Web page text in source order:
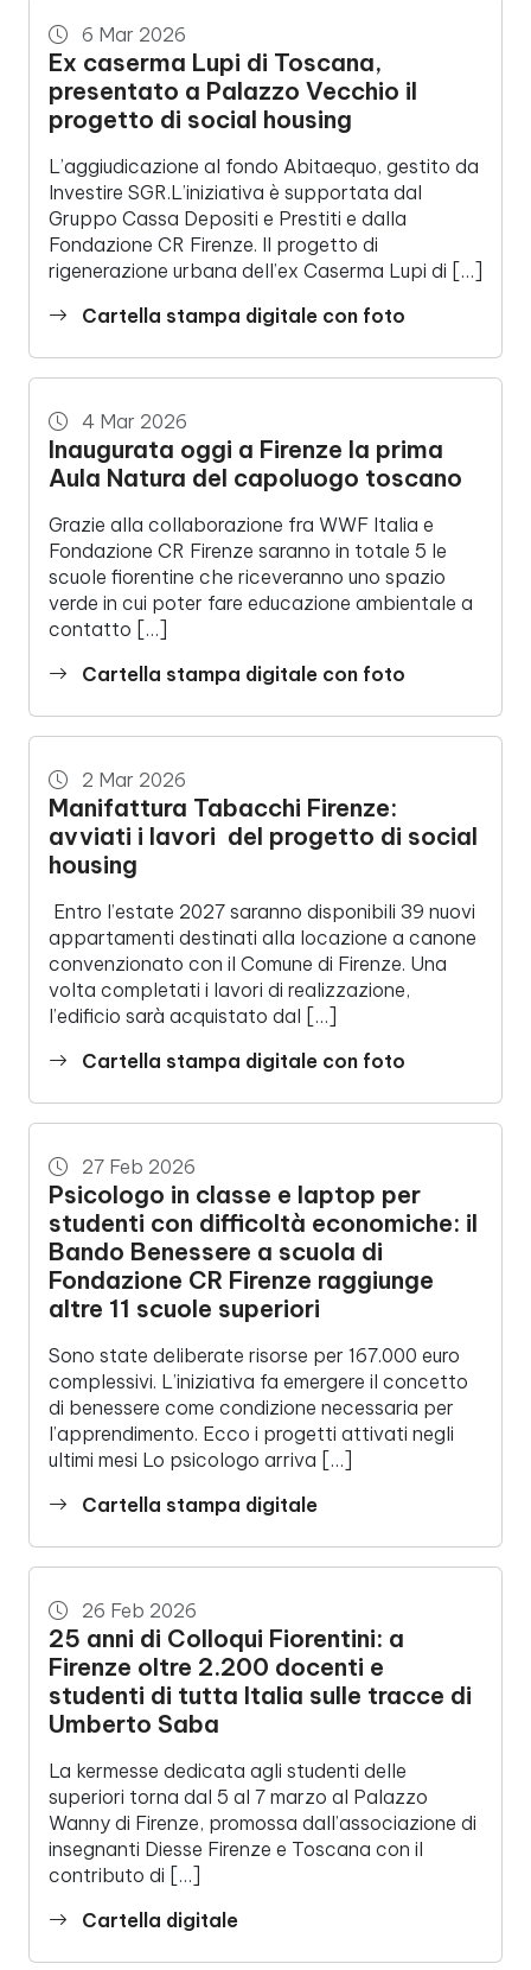
6 Mar 2026
Ex caserma Lupi di Toscana,
presentato a Palazzo Vecchio il
progetto di social housing
L’aggiudicazione al fondo Abitaequo, gestito da
Investire SGR.L’iniziativa è supportata dal
Gruppo Cassa Depositi e Prestiti e dalla
Fondazione CR Firenze. Il progetto di
rigenerazione urbana dell’ex Caserma Lupi di […]
Cartella stampa digitale con foto
4 Mar 2026
Inaugurata oggi a Firenze la prima
Aula Natura del capoluogo toscano
Grazie alla collaborazione fra WWF Italia e
Fondazione CR Firenze saranno in totale 5 le
scuole fiorentine che riceveranno uno spazio
verde in cui poter fare educazione ambientale a
contatto […]
Cartella stampa digitale con foto
2 Mar 2026
Manifattura Tabacchi Firenze:
avviati i lavori del progetto di social
housing
Entro l’estate 2027 saranno disponibili 39 nuovi
appartamenti destinati alla locazione a canone
convenzionato con il Comune di Firenze. Una
volta completati i lavori di realizzazione,
l’edificio sarà acquistato dal […]
Cartella stampa digitale con foto
27 Feb 2026
Psicologo in classe e laptop per
studenti con difficoltà economiche: il
Bando Benessere a scuola di
Fondazione CR Firenze raggiunge
altre 11 scuole superiori
Sono state deliberate risorse per 167.000 euro
complessivi. L’iniziativa fa emergere il concetto
di benessere come condizione necessaria per
l’apprendimento. Ecco i progetti attivati negli
ultimi mesi Lo psicologo arriva […]
Cartella stampa digitale
26 Feb 2026
25 anni di Colloqui Fiorentini: a
Firenze oltre 2.200 docenti e
studenti di tutta Italia sulle tracce di
Umberto Saba
La kermesse dedicata agli studenti delle
superiori torna dal 5 al 7 marzo al Palazzo
Wanny di Firenze, promossa dall’associazione di
insegnanti Diesse Firenze e Toscana con il
contributo di […]
Cartella digitale